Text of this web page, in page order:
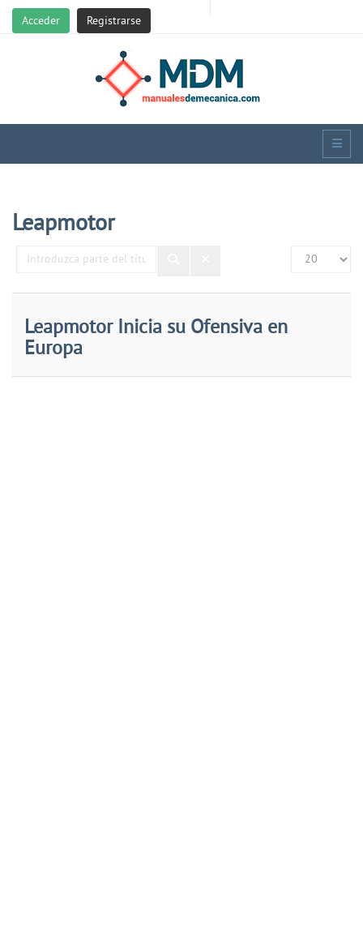
Acceder Registrarse
Leapmotor
Introduzca
Cantidad
Leapmotor Inicia su Ofensiva en
Europa